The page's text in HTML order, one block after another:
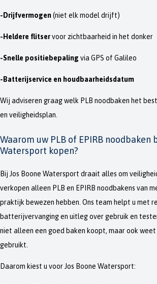
-Drijfvermogen(niet elk model drijft)
-Heldere flitservoor zichtbaarheid in het donker
-Snelle positiebepaling via GPS of Galileo
-Batterijservice en houdbaarheidsdatum
Wij adviseren graag welk PLB noodbaken het
en veiligheidsplan.
Waarom uw PLB of EPIRB noodbaken
Watersport kopen?
Bij Jos Boone Watersport draait alles om
verkopen alleen PLB en EPIRB noodbakens van
praktijk bewezen hebben. Ons team helpt u met
batterijvervanging en uitleg over gebruik en
niet alleen een goed baken koopt, maar ook weet
gebruikt.
Daarom kiest u voor Jos Boone Watersport: